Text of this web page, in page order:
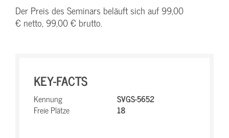
Der Preis des Seminars beläuft sich auf 99,00
€ netto, 99,00 € brutto.
KEY-FACTS
Kennung
SVGS-5652
Freie Plätze
18